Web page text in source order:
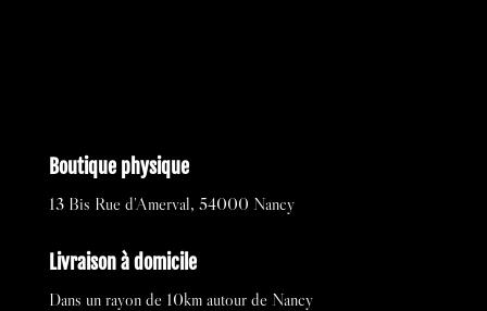
Boutique physique
13 Bis Rue d’Amerval, 54000 Nancy
Livraison à domicile
Dans un rayon de 10km autour de Nancy